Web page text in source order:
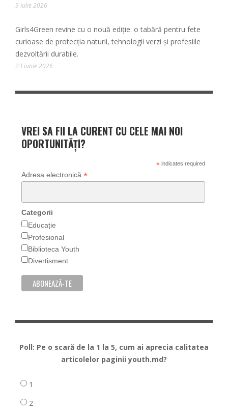
9 iulie 2026
Girls4Green revine cu o nouă ediție: o tabără pentru fete
curioase de protecția naturii, tehnologii verzi și profesiile
dezvoltării durabile.
23 iunie 2026
VREI SA FII LA CURENT CU CELE MAI NOI
OPORTUNITĂȚI?
*indicates required
Adresa electronică *
Categorii
Educație
Profesional
Biblioteca Youth
Divertisment
Poll: Pe o scară de la 1 la 5, cum ai aprecia calitatea
articolelor paginii youth.md?
1
2